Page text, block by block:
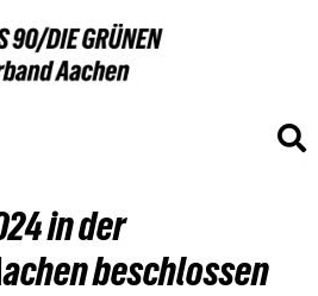
in der
beschlossen